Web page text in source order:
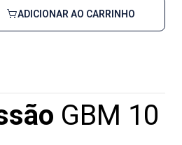
ADICIONAR AO CARRINHO
GBM 10